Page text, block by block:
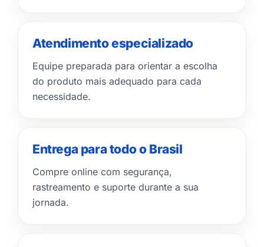
Atendimento especializado
Equipe preparada para orientar a escolha
do produto mais adequado para cada
necessidade.
Entrega para todo o Brasil
Compre online com segurança,
rastreamento e suporte durante a sua
jornada.